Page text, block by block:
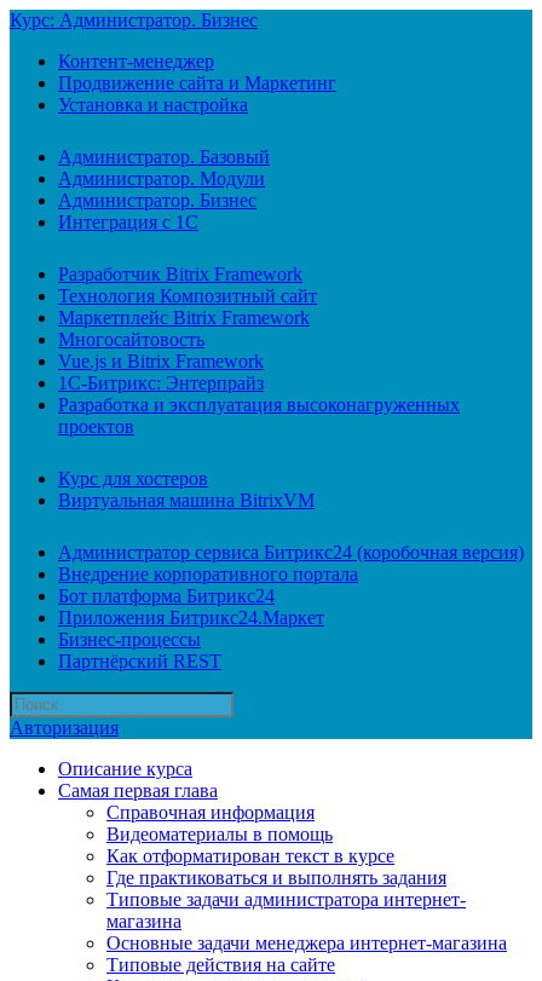
Курс: Администратор. Бизнес
Контент-менеджер
Продвижение сайта и Маркетинг
Установка и настройка
Администратор. Базовый
Администратор. Модули
Администратор. Бизнес
Интеграция с 1С
Разработчик Bitrix Framework
Технология Композитный сайт
Маркетплейс Bitrix Framework
Многосайтовость
Vue.js и Bitrix Framework
1С-Битрикс: Энтерпрайз
Разработка и эксплуатация высоконагруженных
проектов
Курс для хостеров
Виртуальная машина BitrixVM
Администратор сервиса Битрикс24 (коробочная версия)
Внедрение корпоративного портала
Бот платформа Битрикс24
Приложения Битрикс24.Маркет
Бизнес-процессы
Партнёрский REST
Авторизация
Описание курса
Самая первая глава
Справочная информация
Видеоматериалы в помощь
Как отформатирован текст в курсе
Где практиковаться и выполнять задания
Типовые задачи администратора интернет-
магазина
Основные задачи менеджера интернет-магазина
Типовые действия на сайте